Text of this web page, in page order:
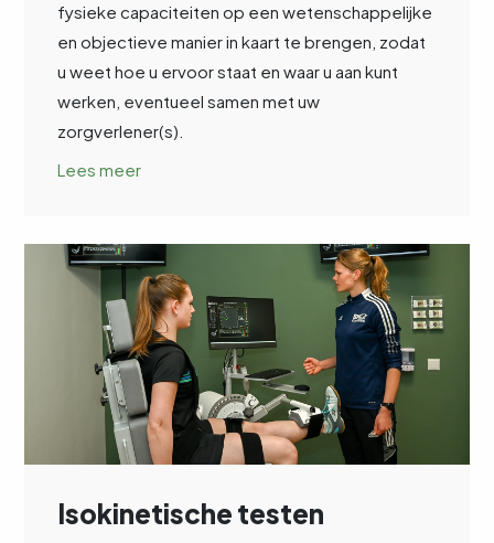
fysieke capaciteiten op een wetenschappelijke
en objectieve manier in kaart te brengen, zodat
u weet hoe u ervoor staat en waar u aan kunt
werken, eventueel samen met uw
zorgverlener(s).
Lees meer
Isokinetische testen